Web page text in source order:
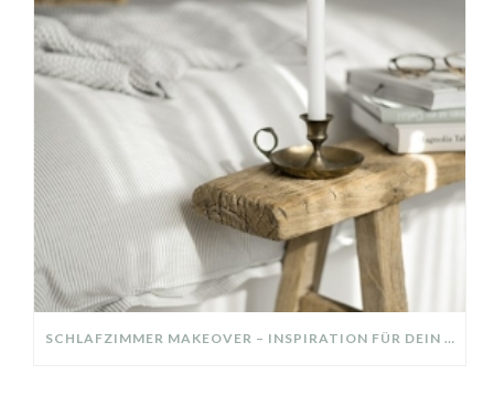
SCHLAFZIMMER MAKEOVER – INSPIRATION FÜR DEIN SCHLAFZIMMER: AUS ALT MACH NEU – HELL, GEMÜTLICH UND EINLADEND